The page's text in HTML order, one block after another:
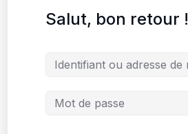
Salut, bon retour !